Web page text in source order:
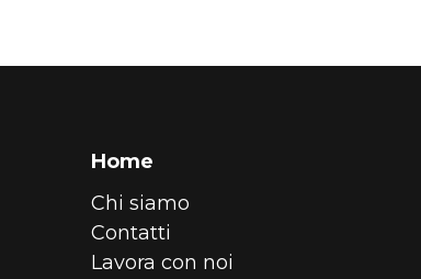
Home
Chi siamo
Contatti
Lavora con noi